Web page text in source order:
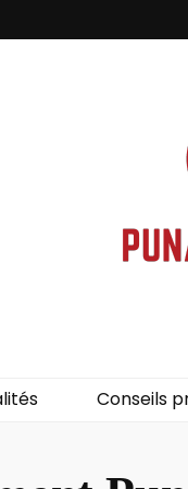
Conseils